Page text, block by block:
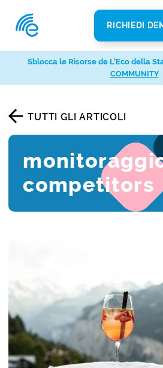
RICHIEDI
TUTTI GLI ARTICOLI
competitors
Sblocca le Risorse de L’Eco della
COMMUNITY